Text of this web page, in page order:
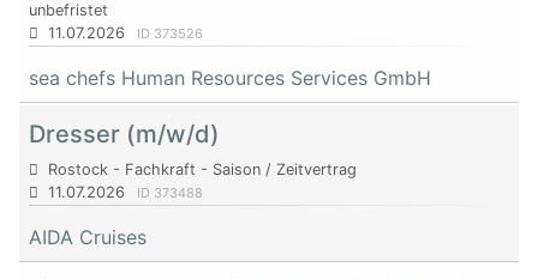
unbefristet
11.07.2026
ID 373526
sea chefs Human Resources Services GmbH
Dresser (m/w/d)
Rostock - Fachkraft - Saison / Zeitvertrag
11.07.2026
ID 373488
AIDA Cruises